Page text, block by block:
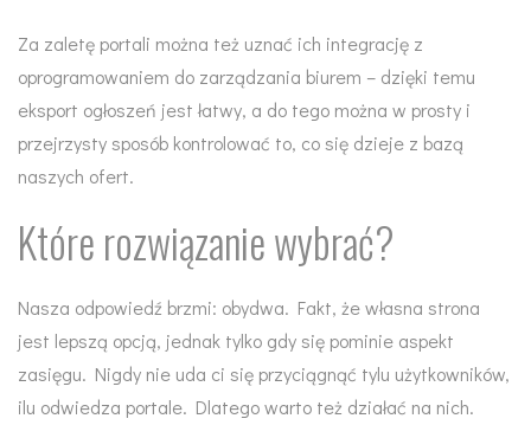
Za zaletę portali można też uznać ich integrację z
oprogramowaniem do zarządzania biurem – dzięki temu
eksport ogłoszeń jest łatwy, a do tego można w prosty i
przejrzysty sposób kontrolować to, co się dzieje z bazą
naszych ofert.
Które rozwiązanie wybrać?
Nasza odpowiedź brzmi: obydwa. Fakt, że własna strona
jest lepszą opcją, jednak tylko gdy się pominie aspekt
zasięgu. Nigdy nie uda ci się przyciągnąć tylu użytkowników,
ilu odwiedza portale. Dlatego warto też działać na nich.